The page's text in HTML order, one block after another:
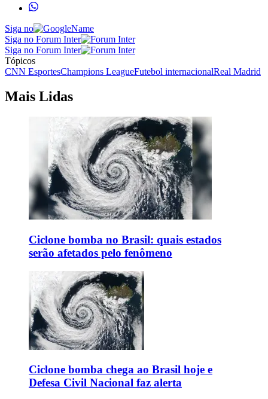
Siga no
Siga no Forum Inter
Siga no Forum Inter
Tópicos
CNN EsportesChampions LeagueFutebol internacionalReal Madrid
Mais Lidas
Ciclone bomba no Brasil: quais estados
serão afetados pelo fenômeno
Ciclone bomba chega ao Brasil hoje e
Defesa Civil Nacional faz alerta